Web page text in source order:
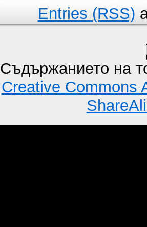
Entries (RSS)
Съдържанието на
Creative Commons